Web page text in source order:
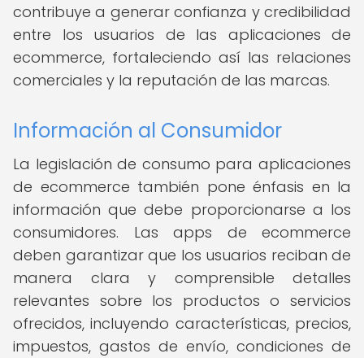
contribuye a generar confianza y credibilidad
entre los usuarios de las aplicaciones de
ecommerce, fortaleciendo así las relaciones
comerciales y la reputación de las marcas.
Información al Consumidor
La legislación de consumo para aplicaciones
de ecommerce también pone énfasis en la
información que debe proporcionarse a los
consumidores. Las apps de ecommerce
deben garantizar que los usuarios reciban de
manera clara y comprensible detalles
relevantes sobre los productos o servicios
ofrecidos, incluyendo características, precios,
impuestos, gastos de envío, condiciones de